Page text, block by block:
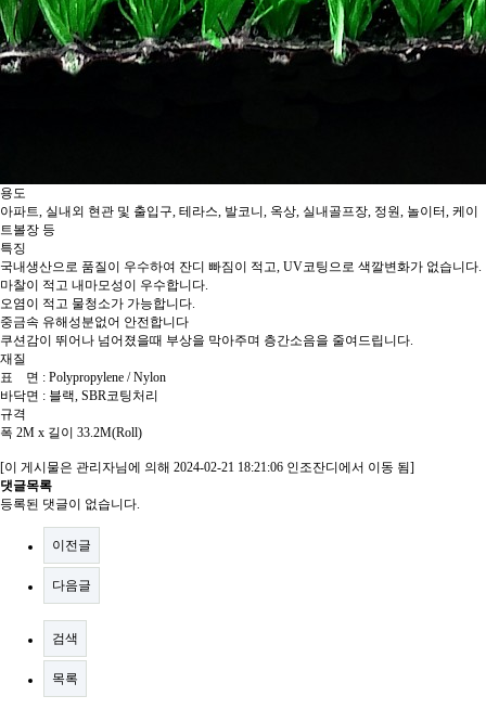
용도
아파트, 실내외 현관 및 출입구, 테라스, 발코니, 옥상, 실내골프장, 정원, 놀이터, 케이
트볼장 등
특징
국내생산으로 품질이 우수하여 잔디 빠짐이 적고, UV코팅으로 색깔변화가 없습니다.
마찰이 적고 내마모성이 우수합니다.
오염이 적고 물청소가 가능합니다.
중금속 유해성분없어 안전합니다
쿠션감이 뛰어나 넘어졌을때 부상을 막아주며 층간소음을 줄여드립니다.
재질
표 면 : Polypropylene / Nylon
바닥면 : 블랙, SBR코팅처리
규격
폭 2M x 길이 33.2M(Roll)
[이 게시물은 관리자님에 의해 2024-02-21 18:21:06 인조잔디에서 이동 됨]
댓글목록
등록된 댓글이 없습니다.
이전글
다음글
검색
목록